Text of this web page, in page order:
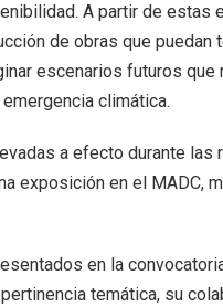
A partir de estas
de obras que puedan
escenarios futuros que
climática.
a efecto durante las
exposición en el MADC,
en la
temática, su